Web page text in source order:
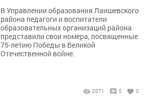
В Управлении образования Лаишевского
района педагоги и воспитатели
образовательных организаций района
представили свои номера, посвященные
75-летию Победы в Великой
Отечественной войне.
2071 0 0